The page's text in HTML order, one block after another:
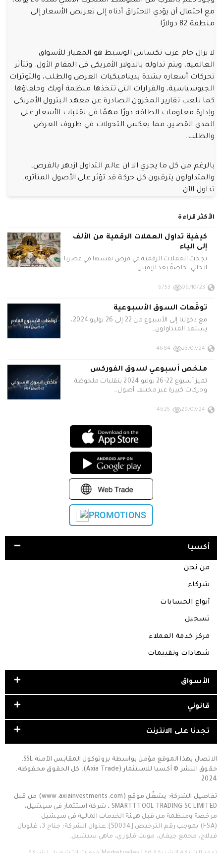
مع احتمال أن يؤدي الاختراق أدناه إلى تعريض الأسعار إلى
منطقة 82 دولارًا.
لا يزال خام غرب تكساس الوسيط هو المعيار للأسواق
العالمية، ويتم تداوله بالدولار الأمريكي في المقام الأول. وتتأثر
تحركات أسعاره بشدة بديناميكيات العرض والطلب، والتوترات
الجيوسياسية، والقرارات التي تتخذها منظمة أوبك وحلفاؤها.
كما تلعب تقارير المخزون الصادرة عن معهد البترول الأمريكي
وإدارة معلومات الطاقة دورًا مهمًا في تقلبات الأسعار على
المدى القصير، مما يعكس التحولات في ظروف العرض
والطلب.
بالرغم من كل ما يجري الا ان عالم التداول ازدهر بالفرص،
والمتداولون يترقبون كل حركة قد تؤثر على الأصول المتأثرة.
تداول الآن
الأكثر قراءة
كيفية تداول العملات الرقمية من الألف
إلى الياء
نجحت العملات الرقمية في فرض نفسها في عصرنا
الحالي، خاصةً بعد الإقبال…
06/10/23
6753
توقّعات السوق الأسبوعية
مع دخولنا إلى الأسبوع من 22 إلى 26 يوليو 2024،
يستعد المتداولون…
23/07/24
4684
ملخص أسبوعي لسوق الفوركس
تميز أسبوع 22-26 يوليو 2024 بتقلبات ملحوظة
وحركات كبيرة عبر مختلف أصول…
29/07/24
4625
PROMOTIONS
أكسيا
من نحن
شركاء
أنواع الحسابات
تسجيل
مركز خدمة العملاء
شهادات وتقييمات
الأسواق
قانوني
تجدنا على الانترنت
الاتصال بهذا الموقع مؤمن بواسطة بروتوكول المقابس الآمنة SSL.
حقوق النشر © أكسيا للاستثمار (Axia Trade). كل الحقوق محفوظة.
2024
تفاصيل الشركة: يشغّل موقع (www.axiainvestments.com) من قبل
SMARTTTOOL TRADING SC LIMITED ، شركة استثمار في سيشيل،
مرخصة ومنظمة من قبل هيئة الخدمات المالية في سيشيل
(FSA) بموجب رقم الترخيص [SD034].عنوان الشركة: جناح 3، غلوبال
فيلاج، مجمع جيفان، مونت فلوري، ماهي سيشيل.